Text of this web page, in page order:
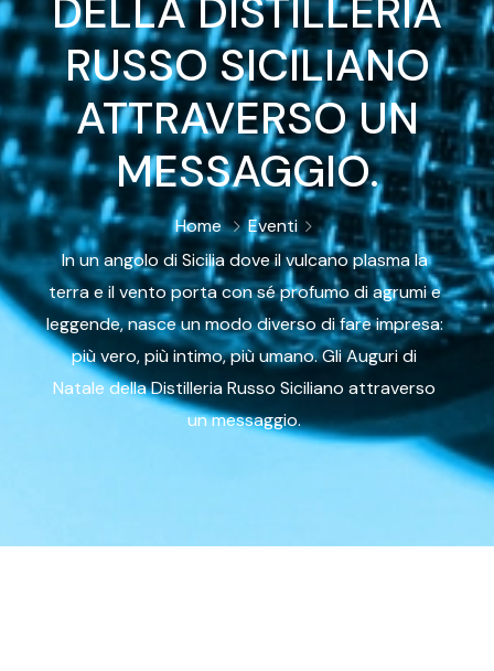
DELLA DISTILLERIA
RUSSO SICILIANO
ATTRAVERSO UN
MESSAGGIO.
Home
Eventi
In un angolo di Sicilia dove il vulcano plasma la
terra e il vento porta con sé profumo di agrumi e
leggende, nasce un modo diverso di fare impresa:
più vero, più intimo, più umano. Gli Auguri di
Natale della Distilleria Russo Siciliano attraverso
un messaggio.